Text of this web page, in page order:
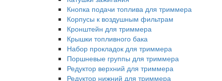
Кнопка подачи топлива для триммера
Корпусы к воздушным фильтрам
Кронштейн для триммера
Крышки топливного бака
Набор прокладок для триммера
Поршневые группы для триммера
Редуктор верхний для триммера
Редуктор нижний для триммера